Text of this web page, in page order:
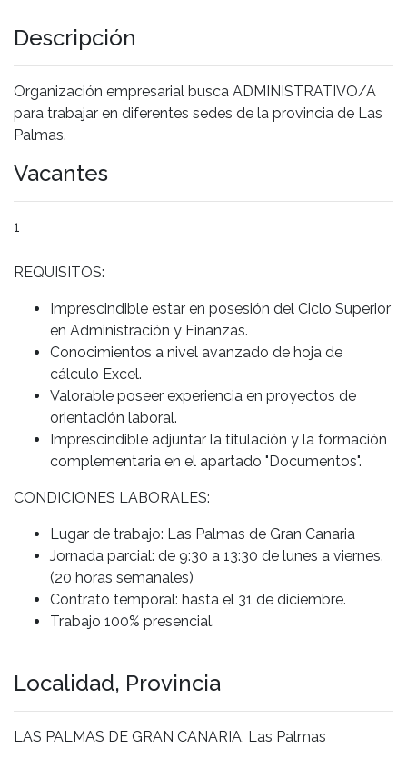
Descripción
Organización empresarial busca ADMINISTRATIVO/A
para trabajar en diferentes sedes de la provincia de Las
Palmas.
Vacantes
1
REQUISITOS:
Imprescindible estar en posesión del Ciclo Superior
en Administración y Finanzas.
Conocimientos a nivel avanzado de hoja de
cálculo Excel.
Valorable poseer experiencia en proyectos de
orientación laboral.
Imprescindible adjuntar la titulación y la formación
complementaria en el apartado "Documentos".
CONDICIONES LABORALES:
Lugar de trabajo: Las Palmas de Gran Canaria
Jornada parcial: de 9:30 a 13:30 de lunes a viernes.
(20 horas semanales)
Contrato temporal: hasta el 31 de diciembre.
Trabajo 100% presencial.
Localidad, Provincia
LAS PALMAS DE GRAN CANARIA, Las Palmas